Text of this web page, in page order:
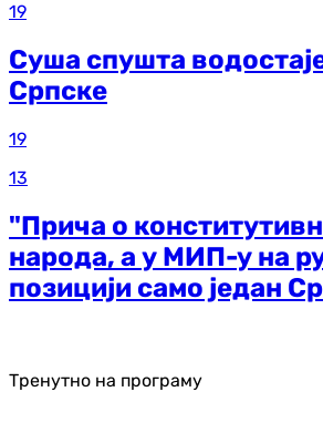
19
Суша спушта
Српске
19
13
"Прича о
народа, а у МИП-у на
позицији само један
Тренутно на програму